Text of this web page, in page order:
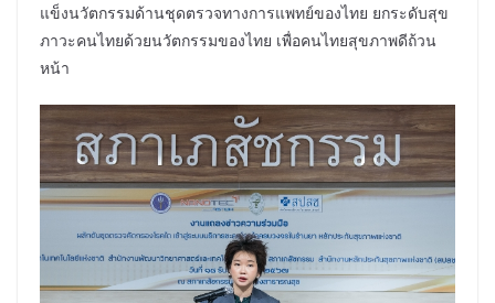
แข็งนวัตกรรมด้านชุดตรวจทางการแพทย์ของไทย ยกระดับสุข
ภาวะคนไทยด้วยนวัตกรรมของไทย เพื่อคนไทยสุขภาพดีถ้วน
หน้า